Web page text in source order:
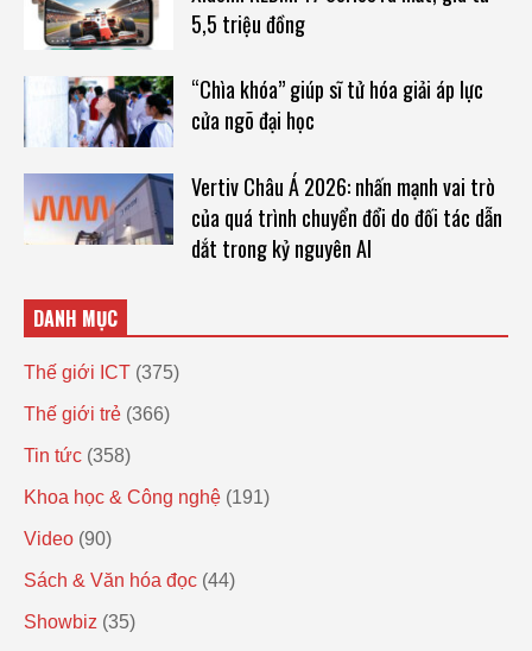
5,5 triệu đồng
“Chìa khóa” giúp sĩ tử hóa giải áp lực
cửa ngõ đại học
Vertiv Châu Á 2026: nhấn mạnh vai trò
của quá trình chuyển đổi do đối tác dẫn
dắt trong kỷ nguyên AI
DANH MỤC
Thế giới ICT (375)
Thế giới trẻ (366)
Tin tức (358)
Khoa học & Công nghệ (191)
Video (90)
Sách & Văn hóa đọc (44)
Showbiz (35)